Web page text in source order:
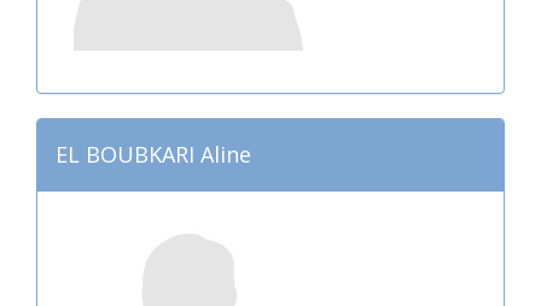
EL BOUBKARI Aline